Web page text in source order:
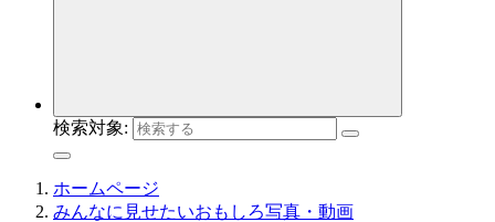
検索対象:
ホームページ
みんなに見せたいおもしろ写真・動画